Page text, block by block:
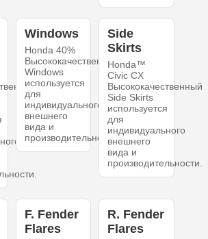
Windows
Honda 40%
Высококачественный
Windows
используется
для
индивидуального
внешнего
вида и
производительности.
Side
Skirts
Honda™
Civic CX
Высококачественный
Side Skirts
используется
для
индивидуального
внешнего
вида и
производительности.
F. Fender
Flares
R. Fender
Flares